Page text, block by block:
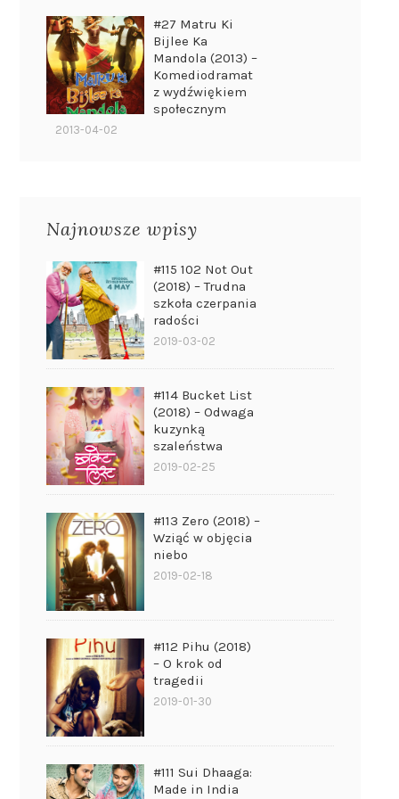
#27 Matru Ki
Bijlee Ka
Mandola (2013) –
Komediodramat
z wydźwiękiem
społecznym
2013-04-02
Najnowsze wpisy
#115 102 Not Out
(2018) – Trudna
szkoła czerpania
radości
2019-03-02
#114 Bucket List
(2018) – Odwaga
kuzynką
szaleństwa
2019-02-25
#113 Zero (2018) –
Wziąć w objęcia
niebo
2019-02-18
#112 Pihu (2018)
– O krok od
tragedii
2019-01-30
#111 Sui Dhaaga:
Made in India